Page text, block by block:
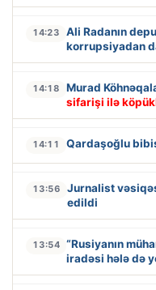
14:23
Ali Radanın
korrupsiyadan
14:18 Murad
sifarişi ilə
14:11 Qardaşoğlu
13:56
Jurnalist
edildi
13:54 “Rusiyanın
iradəsi hələ də